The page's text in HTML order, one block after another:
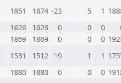
1851 1874 -23 5 1
1626 1626 0 0 0
1869 1869 0 0 0
1531 1512 19 1 1
1880 1880 0 0 0